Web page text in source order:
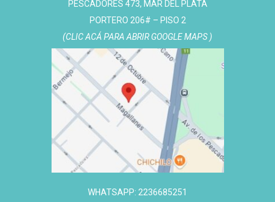
PESCADORES 473, MAR DEL PLATA
PORTERO 206# – PISO 2
(CLIC ACÁ PARA ABRIR GOOGLE MAPS )
WHATSAPP: 2236685251